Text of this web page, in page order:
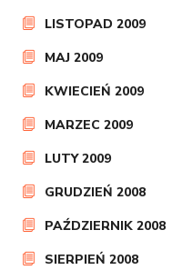
LISTOPAD 2009
MAJ 2009
KWIECIEŃ 2009
MARZEC 2009
LUTY 2009
GRUDZIEŃ 2008
PAŹDZIERNIK 2008
SIERPIEŃ 2008